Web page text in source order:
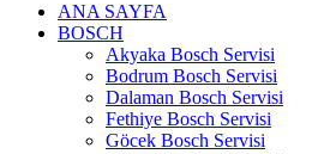
ANA SAYFA
BOSCH
Akyaka Bosch Servisi
Bodrum Bosch Servisi
Dalaman Bosch Servisi
Fethiye Bosch Servisi
Göcek Bosch Servisi